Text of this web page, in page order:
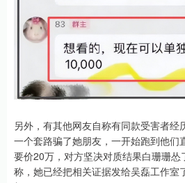
另外，有其他网友自称有同款受害者经
一个套路骗了她朋友，一开始跑到他们
要价20万，对方坚决对质结果白珊珊
称，她已经把相关证据发给吴磊工作室